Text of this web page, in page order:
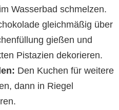
Wasserbad schmelzen.
gleichmäßig über
gießen und
Pistazien dekorieren.
Den Kuchen für weitere
dann in Riegel